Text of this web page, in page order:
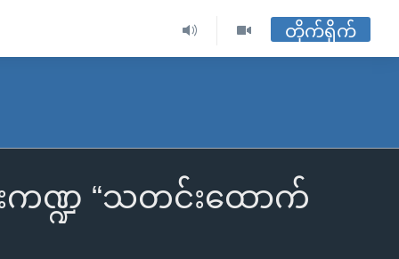
တိုက်ရိုက်
ဏ္ဍ “သတင်းထောက်